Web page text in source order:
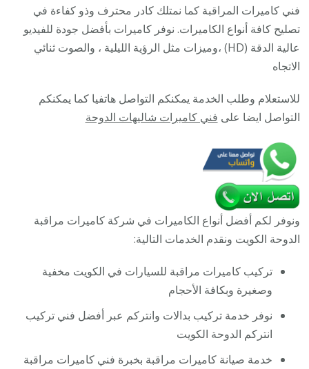
صيانة
انتركم
فني كاميرات المراقبة كما نمتلك كادر محترف وذو كفاءة في
تصليح كافة أنواع الكاميرات. نوفر كاميرات بأفضل جودة للفيديو
عالية الدقة (HD) ،وميزات مثل الرؤية الليلية ، والصوت ثنائي
الاتجاه
للاستعلام وطلب الخدمة يمكنكم التواصل هاتفيا كما يمكنكم
التواصل ايضا على فني كاميرات شاليهات الدوحة
ونوفر لكم أفضل أنواع الكاميرات في شركة كاميرات مراقبة
الدوحة الكويت ونقدم الخدمات التالية:
تركيب كاميرات مراقبة للسيارات في الكويت مخفية
وصغيرة وبكافة الأحجام
نوفر خدمة تركيب بدالات وانتركم عبر أفضل فني تركيب
انتركم الدوحة الكويت
خدمة صيانة كاميرات مراقبة بخبرة فني كاميرات مراقبة